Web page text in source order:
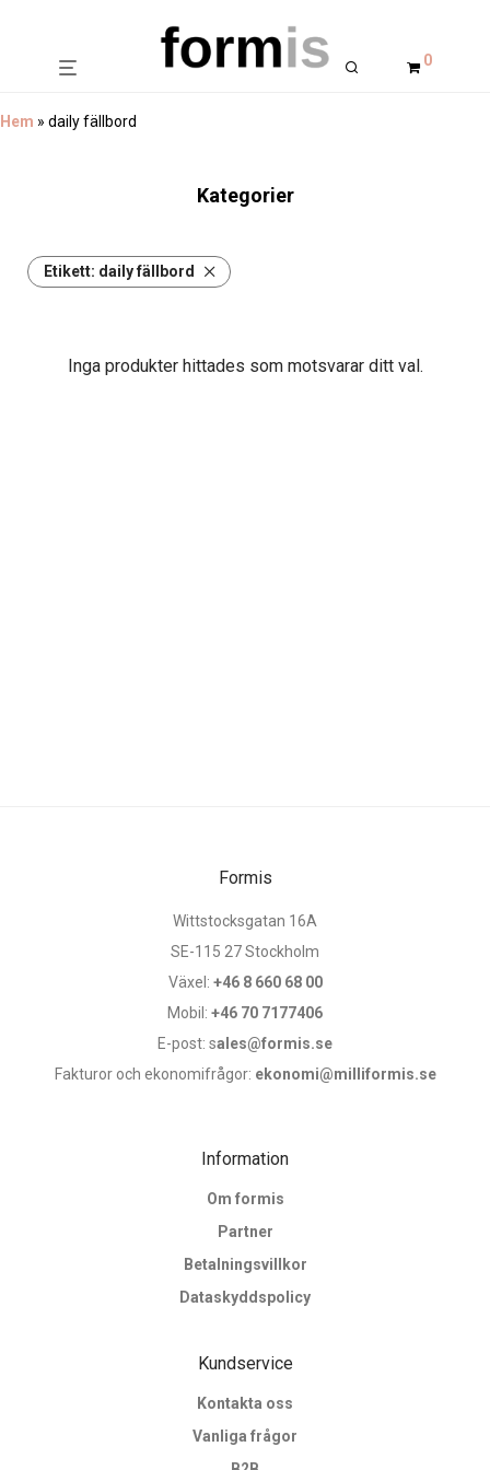
0
Hem » daily fällbord
Kategorier
Etikett: daily fällbord
Inga produkter hittades som motsvarar ditt val.
Formis
Wittstocksgatan 16A
SE-115 27 Stockholm
Växel: +46 8 660 68 00
Mobil: +46 70 7177406
E-post: sales@formis.se
Fakturor och ekonomifrågor: ekonomi@milliformis.se
Information
Om formis
Partner
Betalningsvillkor
Dataskyddspolicy
Kundservice
Kontakta oss
Vanliga frågor